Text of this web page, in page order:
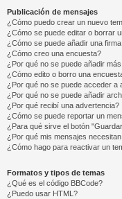
Publicación de mensajes
¿Cómo puedo crear un nuevo
¿Cómo se puede editar o borrar
¿Cómo se puede añadir una
¿Cómo creo una encuesta?
¿Por qué no se puede añadir
¿Cómo edito o borro una
¿Por qué no se puede acceder a
¿Por qué no se puede añadir
¿Por qué recibí una advertencia?
¿Cómo se puede reportar un
¿Para qué sirve el botón
¿Por qué mis mensajes
¿Cómo hago para reactivar un
Formatos y tipos de temas
¿Qué es el código BBCode?
¿Puedo usar HTML?